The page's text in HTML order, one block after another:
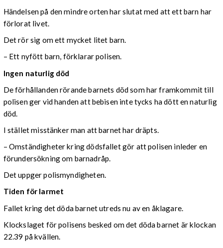
Händelsen på den mindre orten har slutat med att ett barn har
förlorat livet.
Det rör sig om ett mycket litet barn.
– Ett nyfött barn, förklarar polisen.
Ingen naturlig död
De förhållanden rörande barnets död som har framkommit till
polisen ger vid handen att bebisen inte tycks ha dött en naturlig
död.
I stället misstänker man att barnet har dräpts.
– Omständigheter kring dödsfallet gör att polisen inleder en
förundersökning om barnadråp.
Det uppger polismyndigheten.
Tiden för larmet
Fallet kring det döda barnet utreds nu av en åklagare.
Klockslaget för polisens besked om det döda barnet är klockan
22.39 på kvällen.